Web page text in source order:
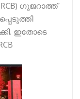
ഗുജറാത്ത്
ഇതോടെ